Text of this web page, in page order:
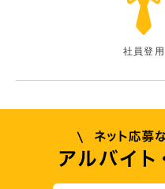
社員登用